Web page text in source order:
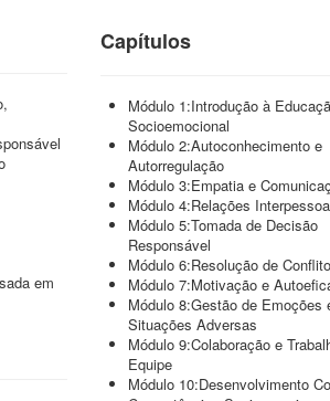
em
Capítulos
Módulo 1:Introdução à
Socioemocional
Módulo 2:Autoconhecimento e
Autorregulação
Módulo 3:Empatia e
Módulo 4:Relações
Módulo 5:Tomada de Decisão
Responsável
Módulo 6:Resolução de
Módulo 7:Motivação e
Módulo 8:Gestão de Emoções
Situações Adversas
Módulo 9:Colaboração e
Equipe
Módulo 10:Desenvolvimento